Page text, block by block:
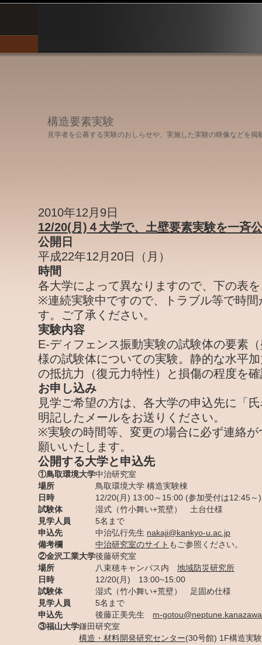
構造要素実験
見学者を公募する実験のおしらせや、実施した実験の映像などを掲
2010年12月9日
12/20(月)４大学で、土壁要素実験を一斉
公開日
平成22年12月20日（月）
時間
各大学によって異なりますので、下の表
※連続実験中ですので、トラブル等で時
す。ご了承ください。
実験内容
E-ディフェンス振動実験の試験体の要素
様の試験体についての実験。静的な水平
の抵抗力（復元力特性）と損傷の程度を
お申し込み
見学ご希望の方は、各大学の申込先に「
明記したメールをお送りください。
※実験の時間等、変更の場合に必ず連絡
願いいたします。
公開する大学と申込先
①鳥取環境大学中治研究室
場所
鳥取環境大学 構造実験棟
日時
12/20(月) 13:00～15:00 (参加受付は12:45～)
試験体
湿式（竹小舞い+荒壁） 土台仕様
見学人員
5名まで
申込先
中治弘行先生 nakaji@kankyo-u.ac.jp
備考欄
中治研究室のサイト もご参照ください。
②金沢工業大学後藤研究室
場所
八束穂キャンパス内 地域防災研究所
日時
12/20(月) 13:00~15:00
試験体
湿式（竹小舞い+荒壁） 足固め仕様
見学人員
5名まで
申込先
後藤正美先生 m-
③福山大学鎌田研究室
構造・材料開発研究センター(30号館) 1F構造実